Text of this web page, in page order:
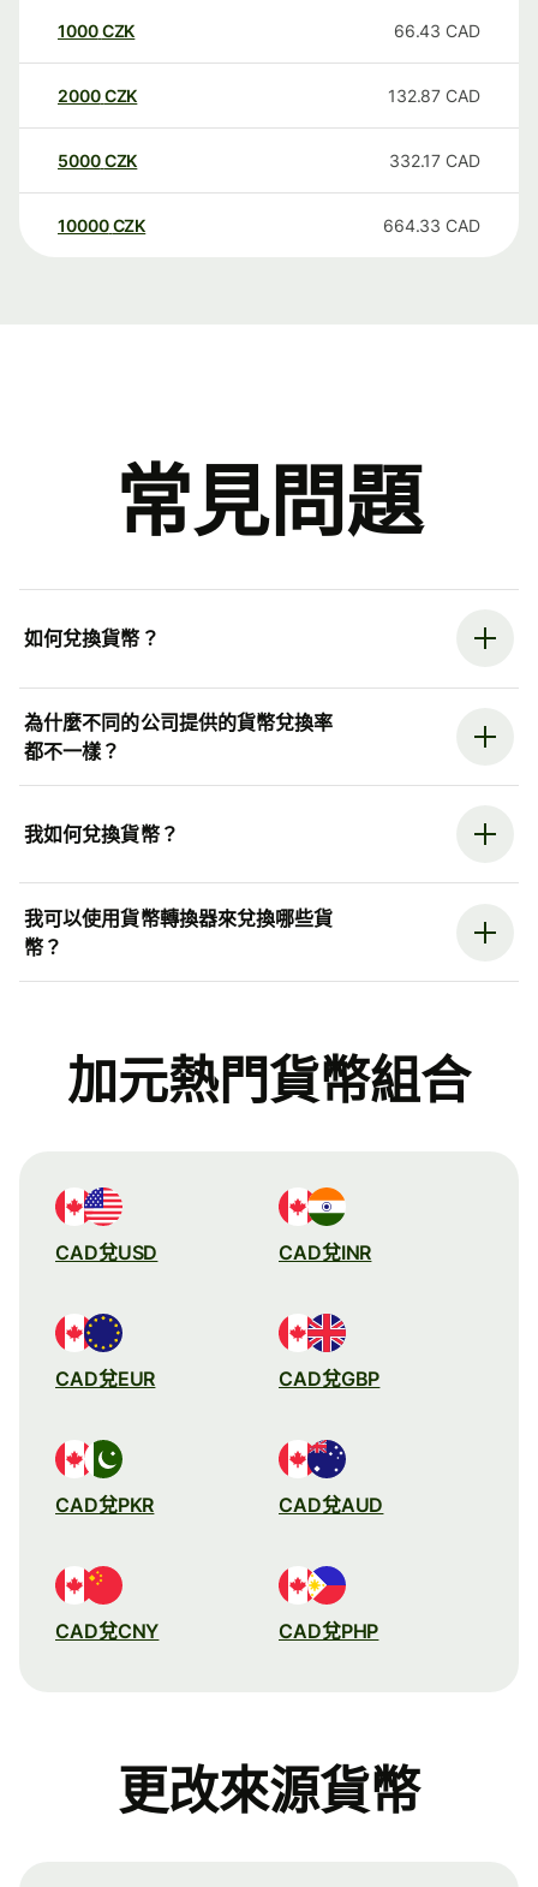
1000CZK 66.43 CAD
2000CZK 132.87 CAD
5000CZK 332.17 CAD
10000 CZK 664.33 CAD
常見問題
如何兌換貨幣？
為什麼不同的公司提供的貨幣兌換率
都不一樣？
我如何兌換貨幣？
我可以使用貨幣轉換器來兌換哪些貨
幣？
加元熱門貨幣組合
CAD兌USD CAD兌INR
CAD兌EUR CAD兌GBP
CAD兌PKR CAD兌AUD
CAD兌CNY CAD兌PHP
更改來源貨幣